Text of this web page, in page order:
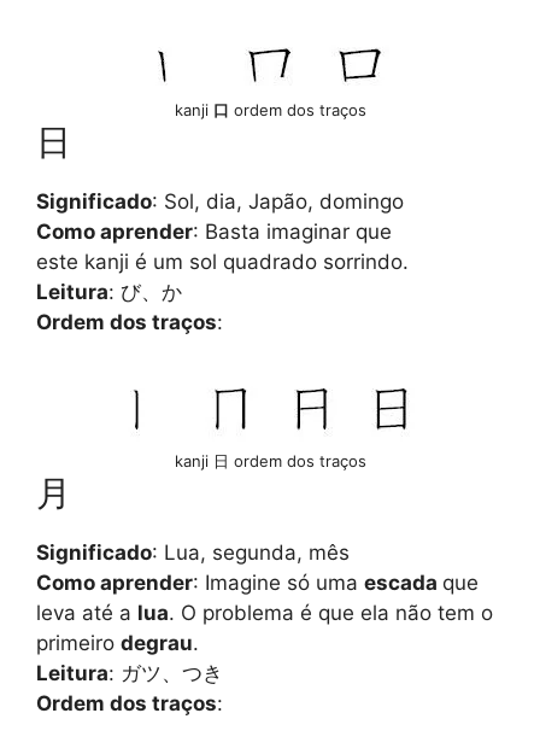
kanji 口 ordem dos traços
日
Significado: Sol, dia, Japão, domingo
Como aprender: Basta imaginar que
este kanji é um sol quadrado sorrindo.
Leitura: び、か
Ordem dos traços:
kanji 日 ordem dos traços
月
Significado: Lua, segunda, mês
Como aprender: Imagine só uma escada que
leva até a lua. O problema é que ela não tem o
primeiro degrau.
Leitura: ガツ、つき
Ordem dos traços: